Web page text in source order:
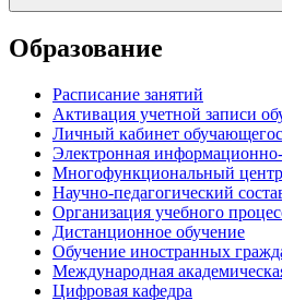
Образование
Расписание занятий
Активация учетной записи
Личный кабинет
Электронная информационно-
Многофункциональный
Научно-педагогический
Организация учебного
Дистанционное обучение
Обучение иностранных
Международная
Цифровая кафедра